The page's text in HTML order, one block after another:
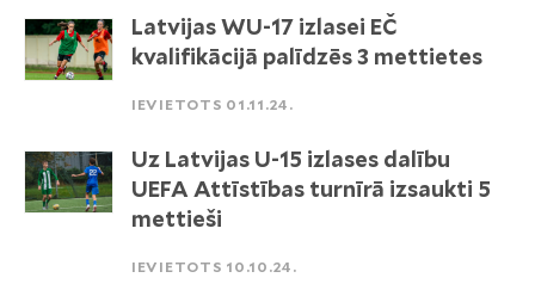
Latvijas WU-17 izlasei EČ
kvalifikācijā palīdzēs 3 mettietes
IEVIETOTS 01.11.24.
Uz Latvijas U-15 izlases dalību
UEFA Attīstības turnīrā izsaukti 5
mettieši
IEVIETOTS 10.10.24.